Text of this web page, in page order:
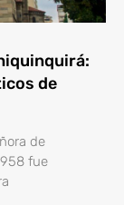
de
de
fue